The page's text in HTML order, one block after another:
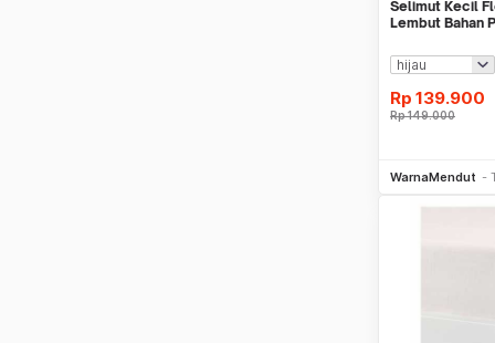
Selimut Kecil
Lembut Bahan
Rp 139.900
Rp149.000
WarnaMendut